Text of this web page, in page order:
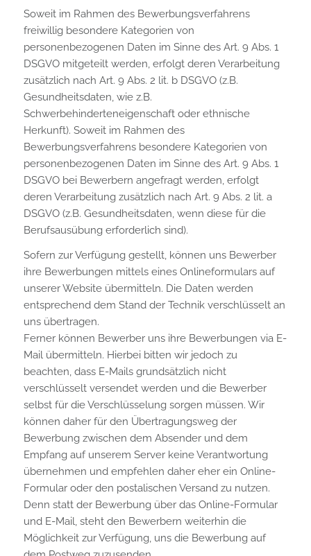
Soweit im Rahmen des Bewerbungsverfahrens
freiwillig besondere Kategorien von
personenbezogenen Daten im Sinne des Art. 9 Abs. 1
DSGVO mitgeteilt werden, erfolgt deren Verarbeitung
zusätzlich nach Art. 9 Abs. 2 lit. b DSGVO (z.B.
Gesundheitsdaten, wie z.B.
Schwerbehinderteneigenschaft oder ethnische
Herkunft). Soweit im Rahmen des
Bewerbungsverfahrens besondere Kategorien von
personenbezogenen Daten im Sinne des Art. 9 Abs. 1
DSGVO bei Bewerbern angefragt werden, erfolgt
deren Verarbeitung zusätzlich nach Art. 9 Abs. 2 lit. a
DSGVO (z.B. Gesundheitsdaten, wenn diese für die
Berufsausübung erforderlich sind).
Sofern zur Verfügung gestellt, können uns Bewerber
ihre Bewerbungen mittels eines Onlineformulars auf
unserer Website übermitteln. Die Daten werden
entsprechend dem Stand der Technik verschlüsselt an
uns übertragen.
Ferner können Bewerber uns ihre Bewerbungen via E-
Mail übermitteln. Hierbei bitten wir jedoch zu
beachten, dass E-Mails grundsätzlich nicht
verschlüsselt versendet werden und die Bewerber
selbst für die Verschlüsselung sorgen müssen. Wir
können daher für den Übertragungsweg der
Bewerbung zwischen dem Absender und dem
Empfang auf unserem Server keine Verantwortung
übernehmen und empfehlen daher eher ein Online-
Formular oder den postalischen Versand zu nutzen.
Denn statt der Bewerbung über das Online-Formular
und E-Mail, steht den Bewerbern weiterhin die
Möglichkeit zur Verfügung, uns die Bewerbung auf